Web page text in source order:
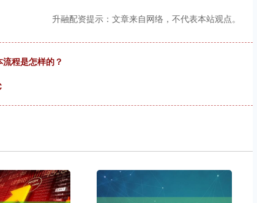
升融配资提示：文章来自网络，不代表本站观点。
程是怎样的？